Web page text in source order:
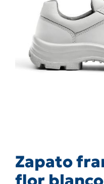
Zapato